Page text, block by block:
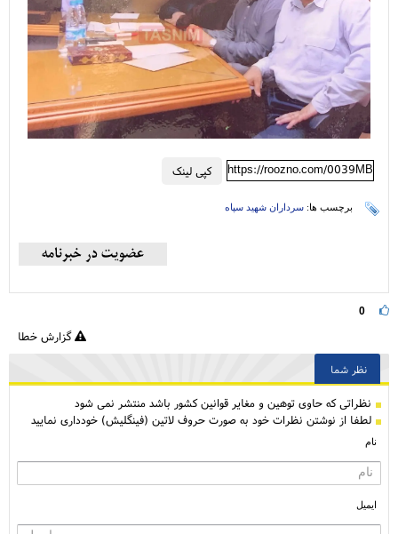
کپی لینک https://roozno.com/0039MB
برچسب ها: سرداران شهید سپاه
0
گزارش خطا
نظر شما
نظراتی كه حاوی توهین و مغایر قوانین کشور باشد منتشر نمی شود
لطفا از نوشتن نظرات خود به صورت حروف لاتین (فینگلیش) خودداری نمایید
نام
ایمیل